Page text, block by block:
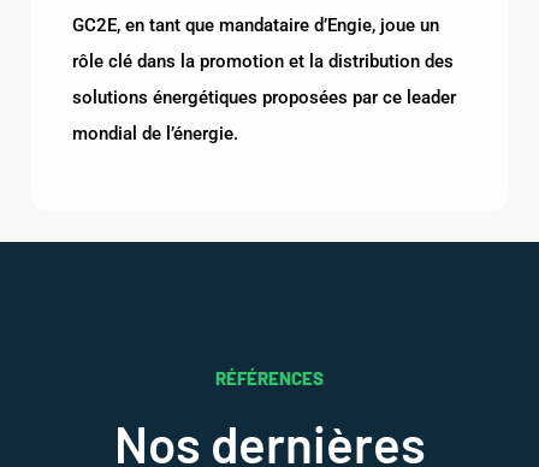
GC2E, en tant que mandataire d’Engie, joue un
rôle clé dans la promotion et la distribution des
solutions énergétiques proposées par ce leader
mondial de l’énergie.
RÉFÉRENCES
Nos dernières